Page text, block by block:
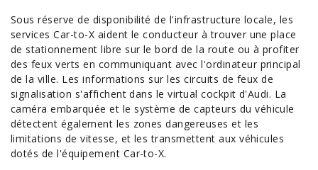
Sous réserve de disponibilité de l'infrastructure locale, les
services Car-to-X aident le conducteur à trouver une place
de stationnement libre sur le bord de la route ou à profiter
des feux verts en communiquant avec l'ordinateur principal
de la ville. Les informations sur les circuits de feux de
signalisation s'affichent dans le virtual cockpit d'Audi. La
caméra embarquée et le système de capteurs du véhicule
détectent également les zones dangereuses et les
limitations de vitesse, et les transmettent aux véhicules
dotés de l'équipement Car-to-X.